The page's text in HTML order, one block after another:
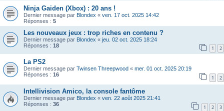
Ninja Gaiden (Xbox) : 20 ans !
Dernier message par Blondex « ven. 17 oct. 2025 14:42
Réponses : 5
Les nouveaux jeux : trop riches en contenu ?
Dernier message par Blondex « jeu. 02 oct. 2025 18:24
Réponses : 18 1 2
La PS2
Dernier message par Twinsen Threepwood « mer. 01 oct. 2025 20:19
Réponses : 16 1 2
Intellivision Amico, la console fantôme
Dernier message par Blondex « ven. 22 août 2025 21:41
Réponses : 36 1 2 3